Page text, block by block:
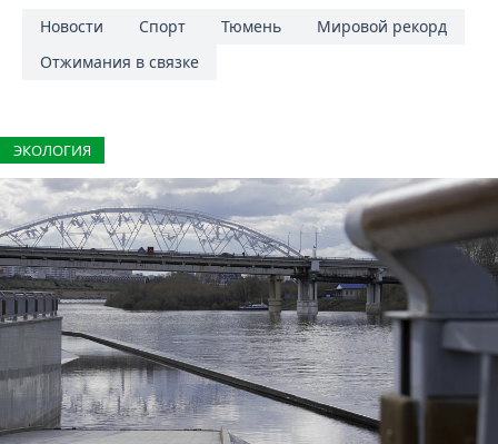
Новости Спорт Тюмень
Мировой рекорд
Отжимания в связке
ЭКОЛОГИЯ